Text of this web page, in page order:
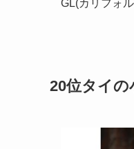
GL(カリフォ
20位タイの